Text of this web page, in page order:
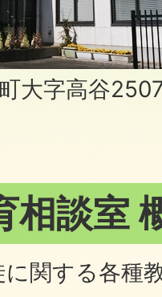
大字高谷
相談室
関する各種